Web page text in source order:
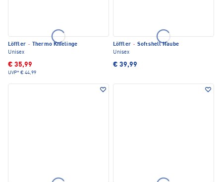
Löffler ·
Thermo Knielinge
Unisex
€ 35,99
UVP* € 44,99
Löffler · Softshell Haube
Unisex
€ 39,99